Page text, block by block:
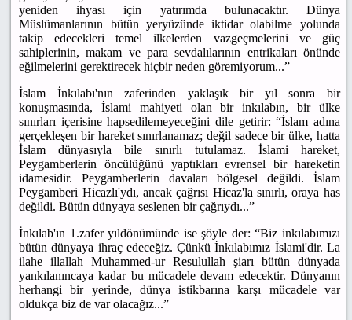
yeniden ihyası için yatırımda bulunacaktır. Dünya
Müslümanlarının bütün yeryüzünde iktidar olabilme yolunda
takip edecekleri temel ilkelerden vazgeçmelerini ve güç
sahiplerinin, makam ve para sevdalılarının entrikaları önünde
eğilmelerini gerektirecek hiçbir neden göremiyorum...”
İslam İnkılabı'nın zaferinden yaklaşık bir yıl sonra bir
konuşmasında, İslami mahiyeti olan bir inkılabın, bir ülke
sınırları içerisine hapsedilemeyeceğini dile getirir: “İslam adına
gerçekleşen bir hareket sınırlanamaz; değil sadece bir ülke, hatta
İslam dünyasıyla bile sınırlı tutulamaz. İslami hareket,
Peygamberlerin öncülüğünü yaptıkları evrensel bir hareketin
idamesidir. Peygamberlerin davaları bölgesel değildi. İslam
Peygamberi Hicazlı'ydı, ancak çağrısı Hicaz'la sınırlı, oraya has
değildi. Bütün dünyaya seslenen bir çağrıydı...”
İnkılab'ın 1.zafer yıldönümünde ise şöyle der: “Biz inkılabımızı
bütün dünyaya ihraç edeceğiz. Çünkü İnkılabımız İslami'dir. La
ilahe illallah Muhammed-ur Resulullah şiarı bütün dünyada
yankılanıncaya kadar bu mücadele devam edecektir. Dünyanın
herhangi bir yerinde, dünya istikbarına karşı mücadele var
oldukça biz de var olacağız...”